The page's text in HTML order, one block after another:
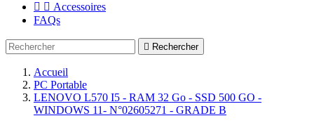
  Accessoires
FAQs
 Rechercher
Accueil
PC Portable
LENOVO L570 I5 - RAM 32 Go - SSD 500 GO -
WINDOWS 11- N°02605271 - GRADE B